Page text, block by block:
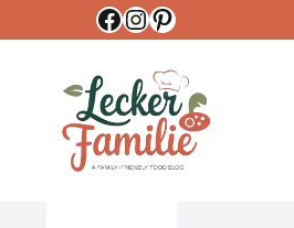
Facebook
Instagram
Pinterest